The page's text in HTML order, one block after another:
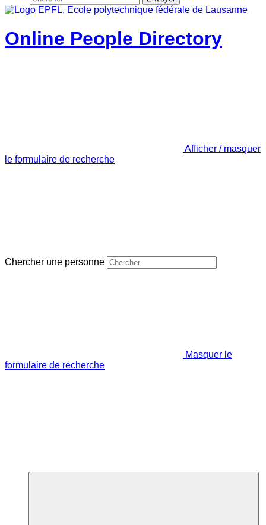
Online People Directory
Afficher / masquer
le formulaire de recherche
Chercher une personne
Masquer le
formulaire de recherche